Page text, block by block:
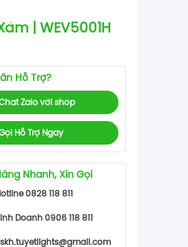
| WEV5001H
Hỗ Trợ?
Zalo với shop
Hỗ Trợ Ngay
Nhanh, Xin Gọi
0828 118 811
Doanh 0906 118 811